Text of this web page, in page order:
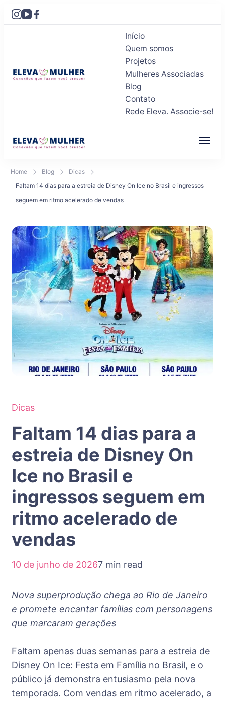
Eleva Mulher
Conexões que fazem você crescer
Início
Quem somos
Projetos
Mulheres Associadas
Blog
Contato
Rede Eleva. Associe-se!
Home Blog
Dicas
Faltam 14 dias para a estreia de Disney On Ice no Brasil e ingressos
seguem em ritmo acelerado de vendas
Dicas
Faltam 14 dias para a
estreia de Disney On
Ice no Brasil e
ingressos seguem em
ritmo acelerado de
vendas
10 de junho de 20267 min read
Nova superprodução chega ao Rio de Janeiro
e promete encantar famílias com personagens
que marcaram gerações
Faltam apenas duas semanas para a estreia de
Disney On Ice: Festa em Família no Brasil, e o
público já demonstra entusiasmo pela nova
temporada. Com vendas em ritmo acelerado, a